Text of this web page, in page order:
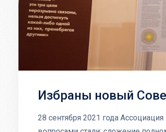
Избраны новый
28 сентября 2021 года